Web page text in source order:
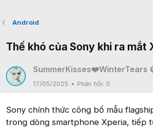
Android
Thế khó của Sony khi ra mắt
SummerKisses❤️WinterTears
17/05/2025
Phản hồi: 0
Sony chính thức công bố mẫu
trong dòng smartphone Xperia, tiếp